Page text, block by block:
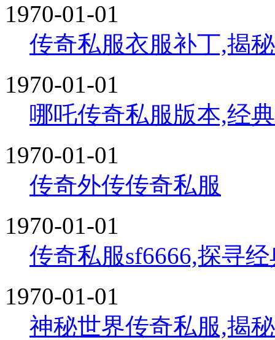
1970-01-01
传奇私服衣服补丁,揭
1970-01-01
哪吒传奇私服版本,经
1970-01-01
传奇外传传奇私服
1970-01-01
传奇私服sf6666,探寻
1970-01-01
神秘世界传奇私服,揭